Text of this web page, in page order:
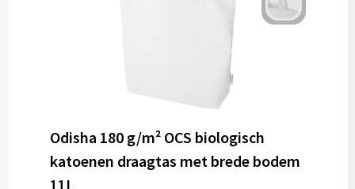
Odisha 180 g/m² OCS biologisch
katoenen draagtas met brede bodem
11L